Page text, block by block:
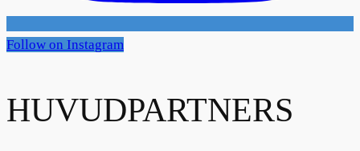
Follow on Instagram
HUVUDPARTNERS